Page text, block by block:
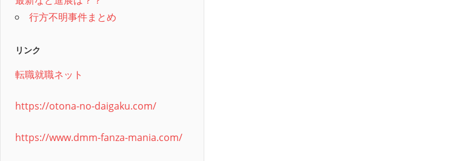
行方不明事件まとめ
リンク
転職就職ネット
https://otona-no-daigaku.com/
https://www.dmm-fanza-mania.com/